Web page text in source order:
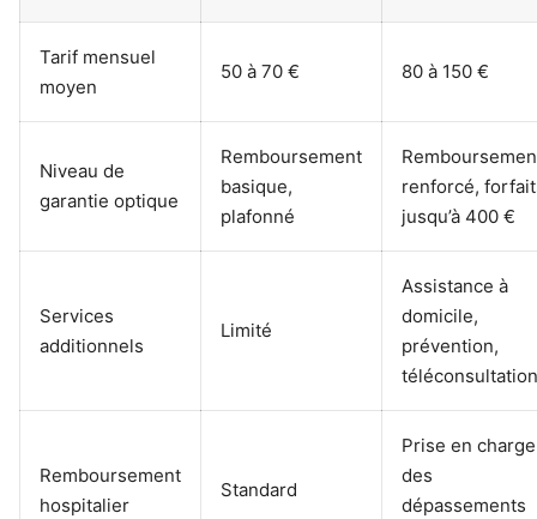
Tarif mensuel
moyen
50 à 70 € 80 à 150 €
Niveau de
garantie optique
Remboursement
basique,
plafonné
renforcé,
jusqu’à 400 €
Services
additionnels
Limité
Assistance à
domicile,
prévention,
téléconsultation
Remboursement
hospitalier
Standard
Prise en charge
des
dépassements